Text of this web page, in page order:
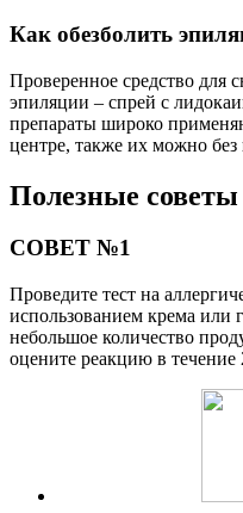
Как обезболить
Проверенное средство
эпиляции – спрей с
препараты широко
центре, также их можно без
Полезные советы
СОВЕТ №1
Проведите тест на
использованием крема или
небольшое количество
оцените реакцию в течение